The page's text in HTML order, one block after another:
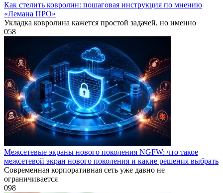
Как стелить ковролин: пошаговая инструкция по мнению
«Лемана ПРО»
Укладка ковролина кажется простой задачей, но именно
058
Межсетевые экраны нового поколения NGFW: что такое
межсетевой экран нового поколения и какие решения выбрать
Современная корпоративная сеть уже давно не
ограничивается
098